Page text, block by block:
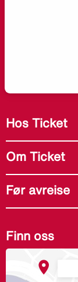
Hos Ticket
Om Ticket
Før avreise
Finn oss